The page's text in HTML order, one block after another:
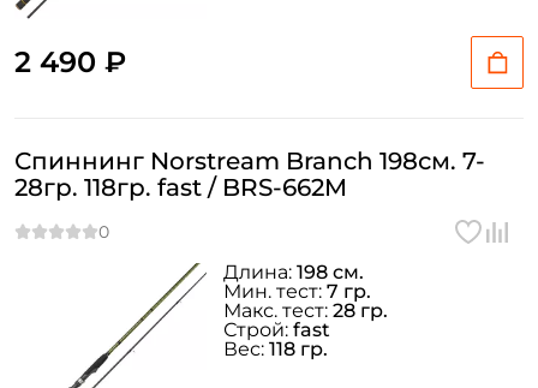
2 490 ₽
Спиннинг Norstream Branch 198см. 7-
28гр. 118гр. fast / BRS-662M
Длина: 198 см.
Мин. тест: 7 гр.
Макс. тест: 28 гр.
Строй: fast
Вес: 118 гр.